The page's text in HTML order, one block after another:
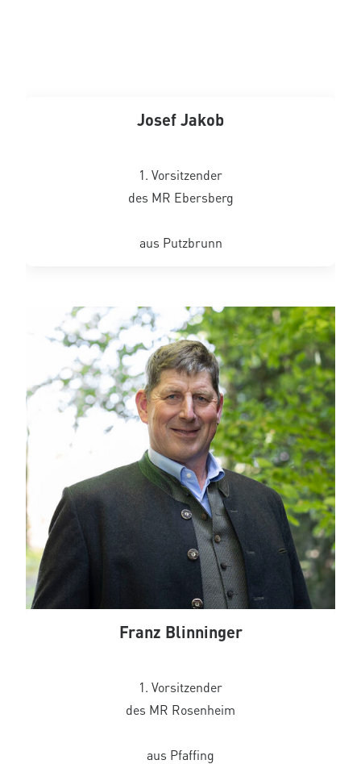
Josef Jakob
1. Vorsitzender
des MR Ebersberg
aus Putzbrunn
Franz Blinninger
1. Vorsitzender
des MR Rosenheim
aus Pfaffing